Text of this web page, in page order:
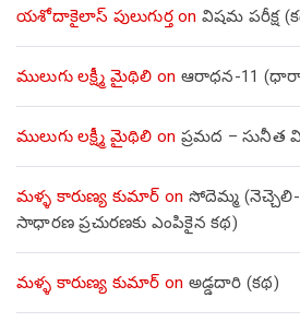
యశోదాకైలాస్ పులుగుర్తon విషమ పరీక్ష
ములుగు లక్ష్మీ మైథిలి on ఆరాధన-11
ములుగు లక్ష్మీ మైథిలి on ప్రమద –
మళ్ళ కారుణ్య కుమార్ on సోదెమ్మ
సాధారణ ప్రచురణకు ఎంపికైన కథ)
మళ్ళ కారుణ్య కుమార్ on అడ్డదారి (కథ)